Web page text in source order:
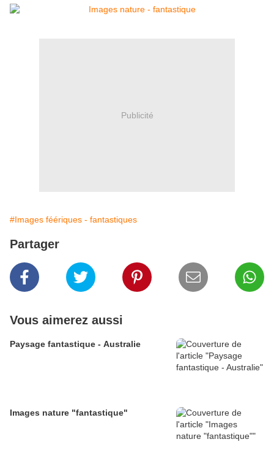
Publicité
#Images féériques - fantastiques
Partager
Vous aimerez aussi
Paysage fantastique - Australie
Images nature "fantastique"